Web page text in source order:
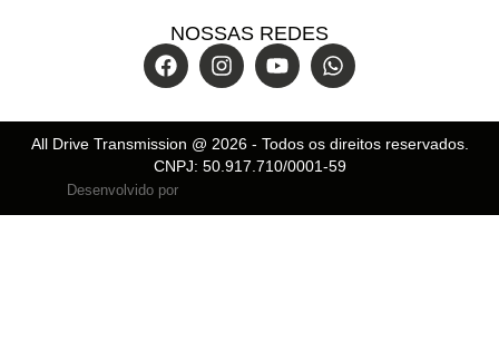
NOSSAS REDES
All Drive Transmission @ 2026- Todos os direitos reservados.
CNPJ: 50.917.710/0001-59
Desenvolvido por